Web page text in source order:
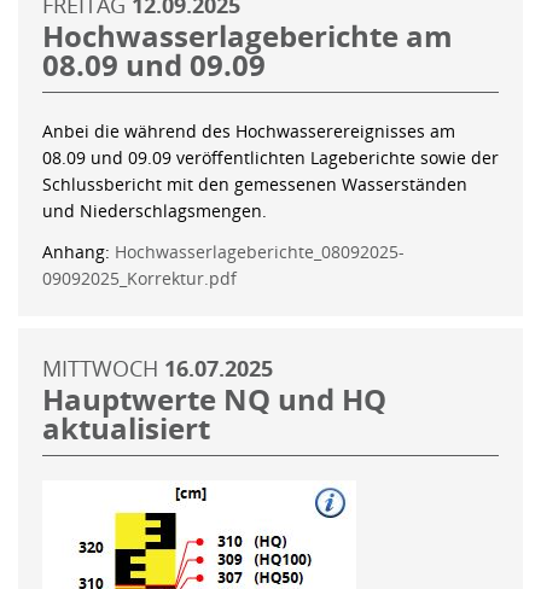
Hochwasserlageberichte am
08.09 und 09.09
Anbei die während des Hochwasserereignisses am
08.09 und 09.09 veröffentlichten Lageberichte sowie der
Schlussbericht mit den gemessenen Wasserständen
und Niederschlagsmengen.
Anhang: Hochwasserlageberichte_08092025-
09092025_Korrektur.pdf
MITTWOCH 16.07.2025
Hauptwerte NQ und HQ
aktualisiert